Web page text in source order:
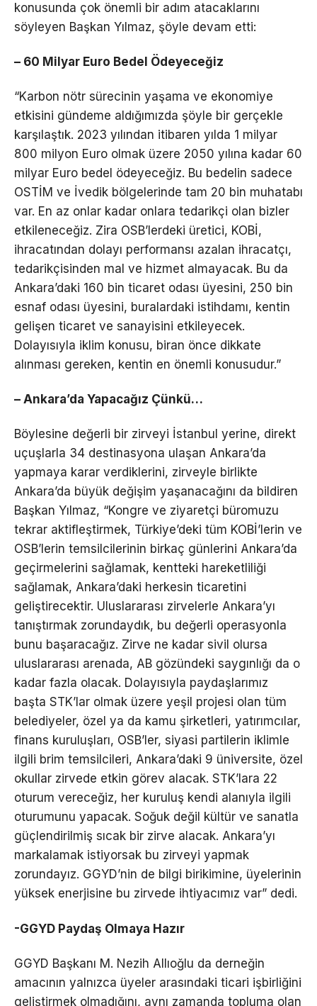
konusunda çok önemli bir adım atacaklarını
söyleyen Başkan Yılmaz, şöyle devam etti:
– 60 Milyar Euro Bedel Ödeyeceğiz
“Karbon nötr sürecinin yaşama ve ekonomiye
etkisini gündeme aldığımızda şöyle bir gerçekle
karşılaştık. 2023 yılından itibaren yılda 1 milyar
800 milyon Euro olmak üzere 2050 yılına kadar 60
milyar Euro bedel ödeyeceğiz. Bu bedelin sadece
OSTİM ve İvedik bölgelerinde tam 20 bin muhatabı
var. En az onlar kadar onlara tedarikçi olan bizler
etkileneceğiz. Zira OSB’lerdeki üretici, KOBİ,
ihracatından dolayı performansı azalan ihracatçı,
tedarikçisinden mal ve hizmet almayacak. Bu da
Ankara’daki 160 bin ticaret odası üyesini, 250 bin
esnaf odası üyesini, buralardaki istihdamı, kentin
gelişen ticaret ve sanayisini etkileyecek.
Dolayısıyla iklim konusu, biran önce dikkate
alınması gereken, kentin en önemli konusudur.”
– Ankara’da Yapacağız Çünkü…
Böylesine değerli bir zirveyi İstanbul yerine, direkt
uçuşlarla 34 destinasyona ulaşan Ankara’da
yapmaya karar verdiklerini, zirveyle birlikte
Ankara’da büyük değişim yaşanacağını da bildiren
Başkan Yılmaz, “Kongre ve ziyaretçi büromuzu
tekrar aktifleştirmek, Türkiye’deki tüm KOBİ’lerin ve
OSB’lerin temsilcilerinin birkaç günlerini Ankara’da
geçirmelerini sağlamak, kentteki hareketliliği
sağlamak, Ankara’daki herkesin ticaretini
geliştirecektir. Uluslararası zirvelerle Ankara’yı
tanıştırmak zorundaydık, bu değerli operasyonla
bunu başaracağız. Zirve ne kadar sivil olursa
uluslararası arenada, AB gözündeki saygınlığı da o
kadar fazla olacak. Dolayısıyla paydaşlarımız
başta STK’lar olmak üzere yeşil projesi olan tüm
belediyeler, özel ya da kamu şirketleri, yatırımcılar,
finans kuruluşları, OSB’ler, siyasi partilerin iklimle
ilgili brim temsilcileri, Ankara’daki 9 üniversite, özel
okullar zirvede etkin görev alacak. STK’lara 22
oturum vereceğiz, her kuruluş kendi alanıyla ilgili
oturumunu yapacak. Soğuk değil kültür ve sanatla
güçlendirilmiş sıcak bir zirve alacak. Ankara’yı
markalamak istiyorsak bu zirveyi yapmak
zorundayız. GGYD’nin de bilgi birikimine, üyelerinin
yüksek enerjisine bu zirvede ihtiyacımız var” dedi.
-GGYD Paydaş Olmaya Hazır
GGYD Başkanı M. Nezih Allıoğlu da derneğin
amacının yalnızca üyeler arasındaki ticari işbirliğini
geliştirmek olmadığını, aynı zamanda topluma olan